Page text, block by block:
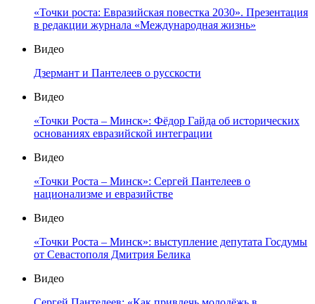
«Точки роста: Евразийская повестка 2030». Презентация
в редакции журнала «Международная жизнь»
Видео
Дзермант и Пантелеев о русскости
Видео
«Точки Роста – Минск»: Фёдор Гайда об исторических
основаниях евразийской интеграции
Видео
«Точки Роста – Минск»: Сергей Пантелеев о
национализме и евразийстве
Видео
«Точки Роста – Минск»: выступление депутата Госдумы
от Севастополя Дмитрия Белика
Видео